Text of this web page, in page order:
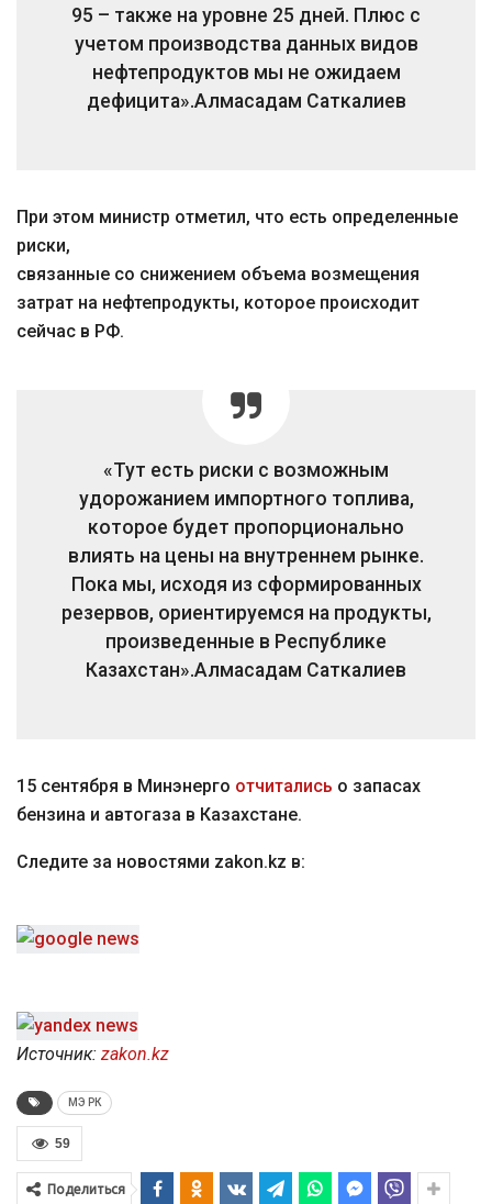
95 – также на уровне 25 дней. Плюс с
учетом производства данных видов
нефтепродуктов мы не ожидаем
дефицита».Алмасадам Саткалиев
При этом министр отметил, что есть определенные
риски,
связанные со снижением объема возмещения
затрат на нефтепродукты, которое происходит
сейчас в РФ.
«Тут есть риски с возможным
удорожанием импортного топлива,
которое будет пропорционально
влиять на цены на внутреннем рынке.
Пока мы, исходя из сформированных
резервов, ориентируемся на продукты,
произведенные в Республике
Казахстан».Алмасадам Саткалиев
15 сентября в Минэнерго отчитались о запасах
бензина и автогаза в Казахстане.
Следите за новостями zakon.kz в:
Источник: zakon.kz
МЭ РК
59
Поделиться